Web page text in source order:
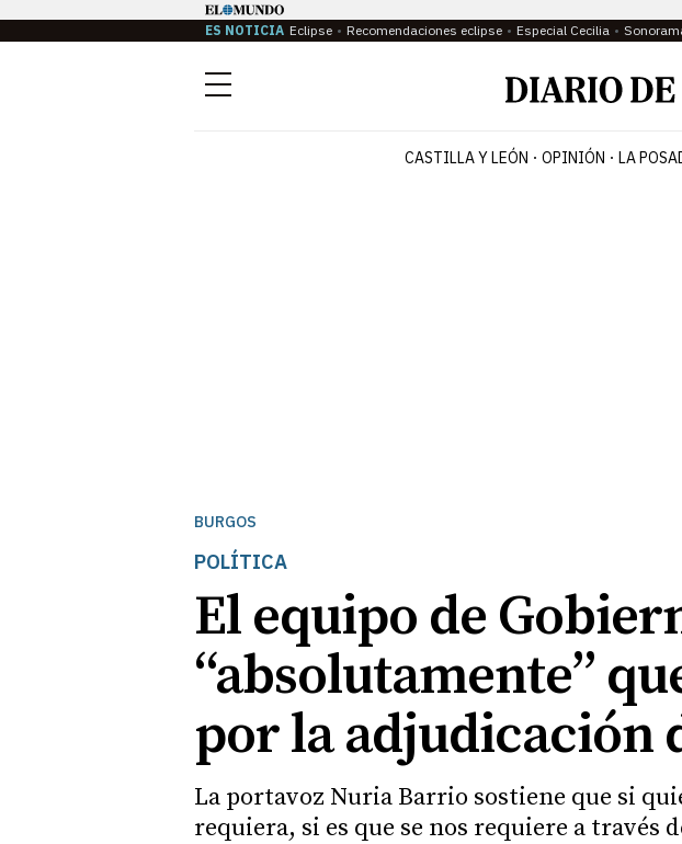
ES NOTICIA Eclipse Recomendaciones eclipse Especial Cecilia
Menú
CASTILLA Y LEÓN OPINIÓN LA
BURGOS
POLÍTICA
El equipo de
“absolutamente”
por la adjudicación
La portavoz Nuria Barrio sostiene que si
requiera, si es que se nos requiere a través